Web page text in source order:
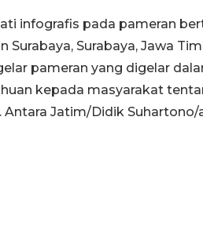
infografis pada pameran
Surabaya, Surabaya, Jawa
pameran yang digelar
kepada masyarakat
Antara Jatim/Didik Suhartono/